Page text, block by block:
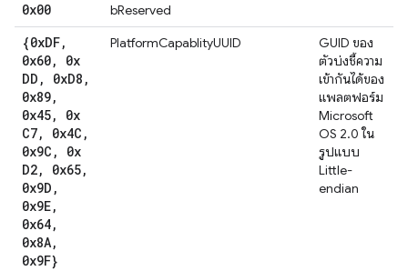
0x00 bReserved
{0xDF,
0x60,
0x
DD , 0xD8 ,
0x89,
0x45,
0x
C7, 0x4C ,
0x9C ,
0x
D2, 0x65,
0x9D ,
0x9E,
0x64,
0x8A,
0x9F}
PlatformCapablityUUID
GUID ของ
ตัวบ่งชี้ความ
เข้ากันได้ของ
แพลตฟอร์ม
Microsoft
OS 2.0 ใน
รูปแบบ
Little-
endian